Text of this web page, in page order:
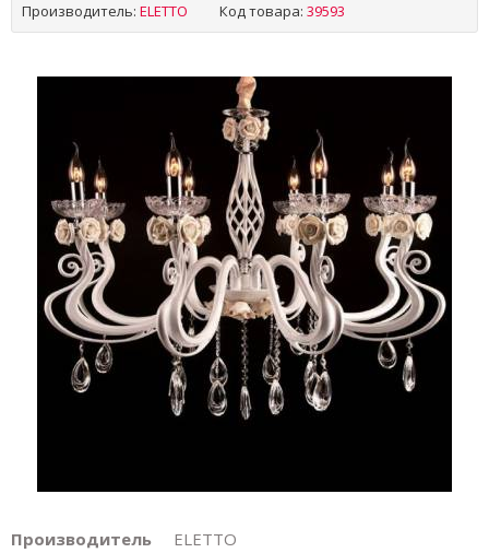
Производитель: ELETTO Код товара: 39593
Производитель
ELETTO